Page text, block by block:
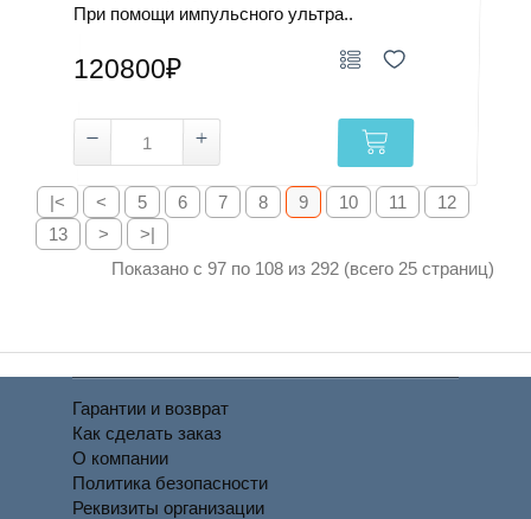
При помощи импульсного ультра..
120800₽
|< < 5 6 7 8 9 10 11
12
13
>
>|
Показано с 97 по 108 из 292 (всего 25 страниц)
Гарантии и возврат
Как сделать заказ
О компании
Политика безопасности
Реквизиты организации